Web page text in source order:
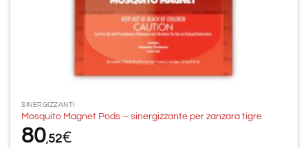
SINERGIZZANTI
Mosquito Magnet Pods – sinergizzante per zanzara tigre
80,52€